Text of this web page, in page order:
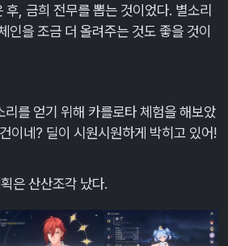
후, 금희 전무를 뽑는 것이었다. 별소리
인을 조금 더 올려주는 것도 좋을 것이
를 얻기 위해 카를로타 체험을 해보았
이네? 딜이 시원시원하게 박히고 있어!
은 산산조각 났다.